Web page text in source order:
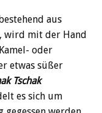
aus
wird mit der Hand
oder
etwas süßer
Tschak
es sich um